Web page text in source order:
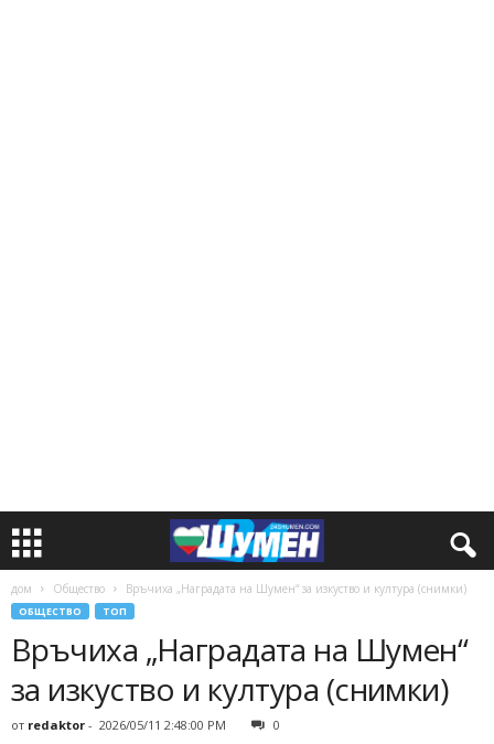
дом Общество Връчиха „Наградата на Шумен“ за изкуство и култура (снимки)
ОБЩЕСТВО ТОП
Връчиха „Наградата на Шумен“
за изкуство и култура (снимки)
от redaktor - 2026/05/11 2:48:00 PM 0